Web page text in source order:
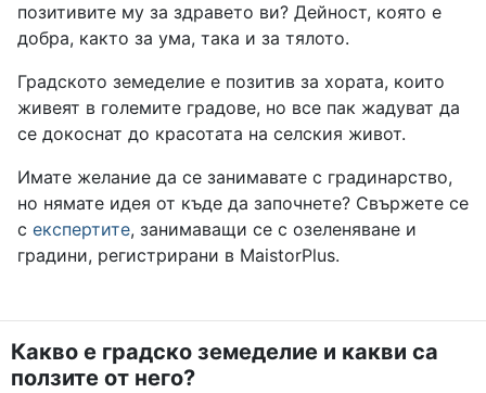
позитивите му за здравето ви? Дейност, която е
добра, както за ума, така и за тялото.
Градското земеделие е позитив за хората, които
живеят в големите градове, но все пак жадуват да
се докоснат до красотата на селския живот.
Имате желание да се занимавате с градинарство,
но нямате идея от къде да започнете? Свържете се
с експертите, занимаващи се с озеленяване и
градини, регистрирани в MaistorPlus.
Какво е градско земеделие и какви са
ползите от него?